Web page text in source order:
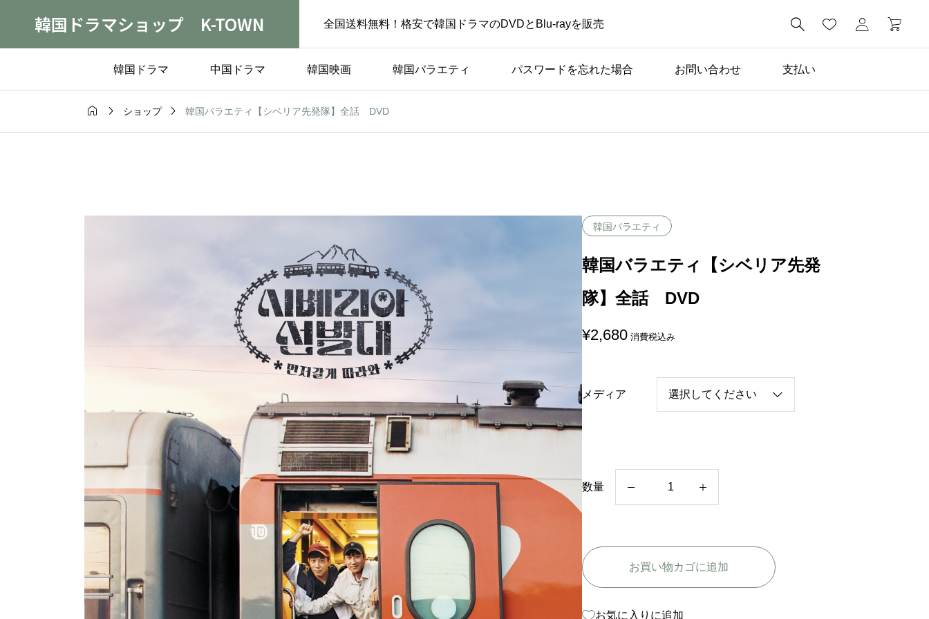
韓国ドラマショップ K-TOWN 全国送料無料！格安で韓国ドラマのDVDとBlu-rayを販売 
韓国ドラマ 中国ドラマ 韓国映画 韓国バラエティ パスワードを忘れた場合 お問い合わせ 支払い
  ショップ  韓国バラエティ【シベリア先発隊】全話 DVD
韓国バラエティ
韓国バラエティ【シベリア先発
隊】全話 DVD
¥2,680 消費税込み
メディア
数量
国
ラ
エ
テ
ィ
お買い物カゴに追加
お気に入りに追加